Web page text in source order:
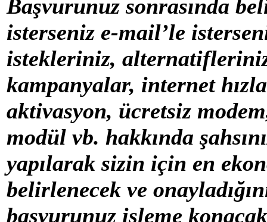
Başvurunuz sonrasında
isterseniz e-mail’le
istekleriniz,
kampanyalar, internet
aktivasyon, ücretsiz
modül vb. hakkında
yapılarak sizin için en
belirlenecek ve
başvurunuz işleme